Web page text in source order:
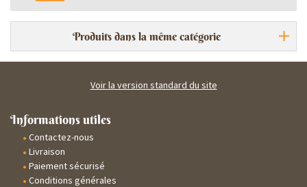
Produits dans la même catégorie
Voir la version standard du site
Informations utiles
Contactez-nous
Livraison
Paiement sécurisé
Conditions générales